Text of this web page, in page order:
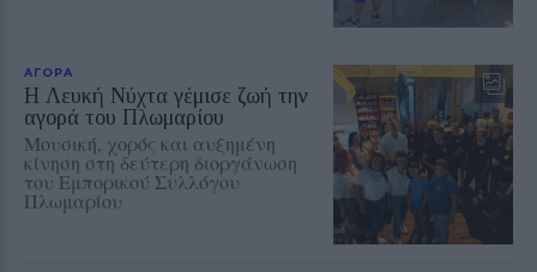
ΑΓΟΡΑ
Η Λευκή Νύχτα γέμισε ζωή την
αγορά του Πλωμαρίου
Μουσική, χορός και αυξημένη
κίνηση στη δεύτερη διοργάνωση
του Εμπορικού Συλλόγου
Πλωμαρίου